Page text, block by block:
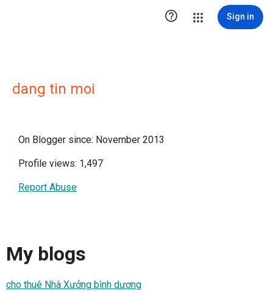
 Sign in
dang tin moi
On Blogger since: November 2013
Profile views: 1,497
Report Abuse
My blogs
cho thuê Nhà Xưởng bình dương